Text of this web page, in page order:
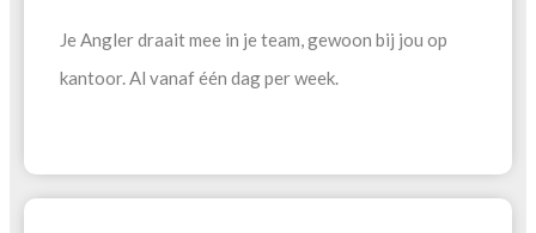
Je Angler draait mee in je team, gewoon bij jou op
kantoor. Al vanaf één dag per week.